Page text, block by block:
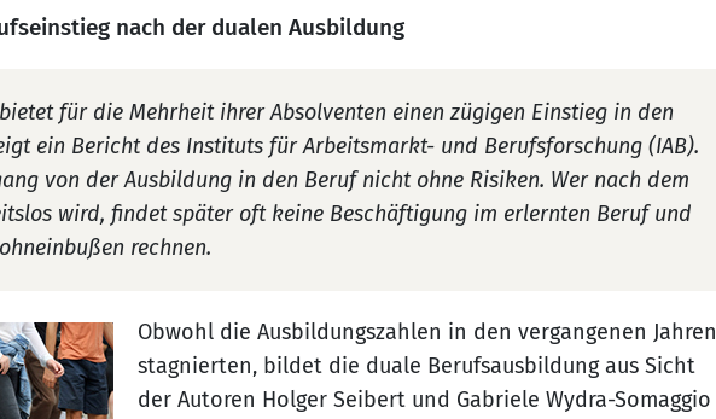
nach der dualen Ausbildung
für die Mehrheit ihrer Absolventen einen zügigen Einstieg in den
ein Bericht des Instituts für Arbeitsmarkt- und Berufsforschung (IAB).
von der Ausbildung in den Beruf nicht ohne Risiken. Wer nach dem
wird, findet später oft keine Beschäftigung im erlernten Beruf und
rechnen.
Obwohl die Ausbildungszahlen in den vergangenen Jahren
stagnierten, bildet die duale Berufsausbildung aus Sicht
der Autoren Holger Seibert und Gabriele Wydra-Somaggio